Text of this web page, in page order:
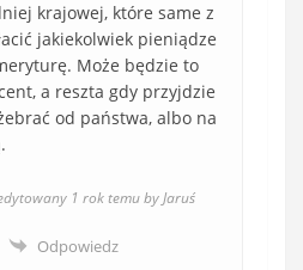
krajowej, które same z
jakiekolwiek pieniądze
Może będzie to
a reszta gdy przyjdzie
od państwa, albo na
1 rok temu by Jaruś
Odpowiedz